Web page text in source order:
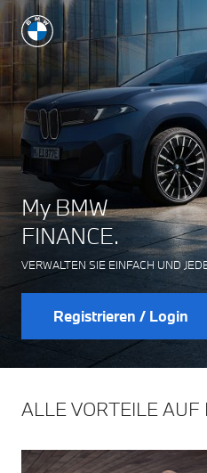
MyBMW
FINANCE.
VERWALTEN SIE EINFACH UND
Registrieren / Login
ALLE VORTEILE AUF